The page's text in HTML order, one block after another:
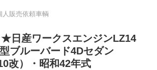
人販売依頼車輌
日産ワークスエンジンLZ14
ブルーバード4Dセダン
改）・昭和42年式